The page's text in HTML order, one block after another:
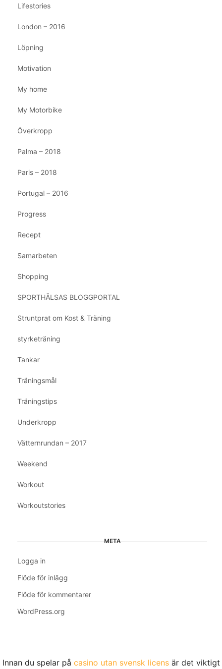
Lifestories
London – 2016
Löpning
Motivation
My home
My Motorbike
Överkropp
Palma – 2018
Paris – 2018
Portugal – 2016
Progress
Recept
Samarbeten
Shopping
SPORTHÄLSAS BLOGGPORTAL
Struntprat om Kost & Träning
styrketräning
Tankar
Träningsmål
Träningstips
Underkropp
Vätternrundan – 2017
Weekend
Workout
Workoutstories
META
Logga in
Flöde för inlägg
Flöde för kommentarer
WordPress.org
Innan du spelar på casino utan svensk licensär det viktigt